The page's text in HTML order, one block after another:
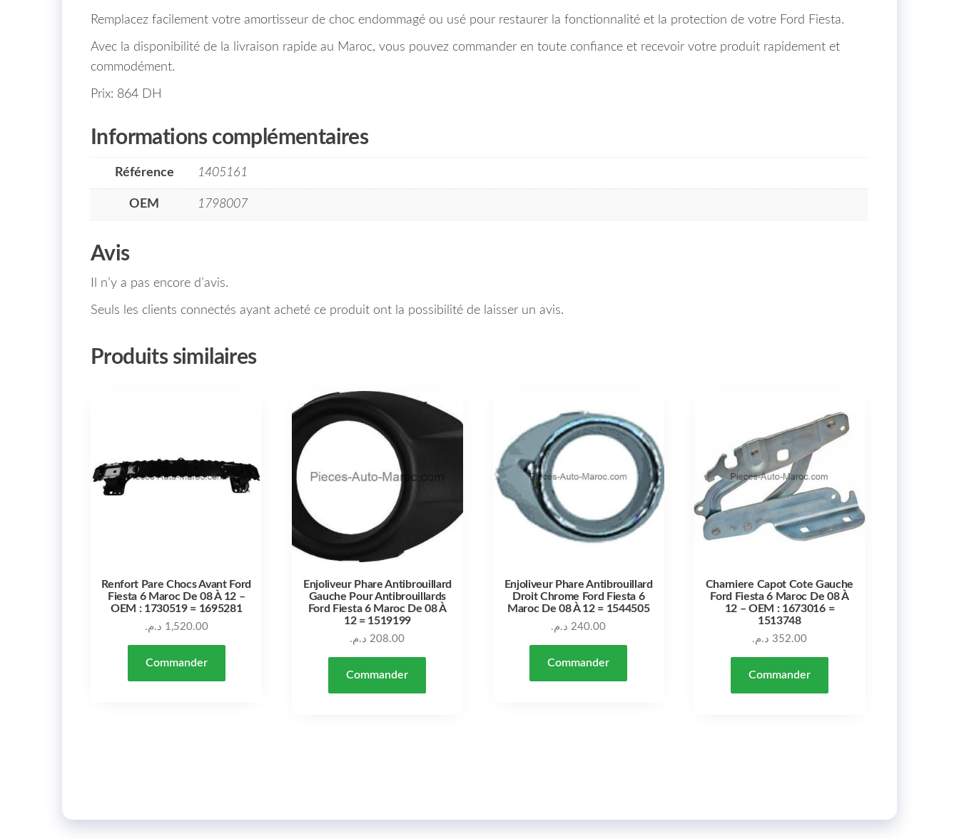
Remplacez facilement votre amortisseur de choc endommagé ou usé pour restaurer la fonctionnalité et la protection de votre Ford Fiesta.
Avec la disponibilité de la livraison rapide au Maroc, vous pouvez commander en toute confiance et recevoir votre produit rapidement et
commodément.
Prix: 864 DH
Informations complémentaires
Référence 1405161
OEM 1798007
Avis
Il n’y a pas encore d’avis.
Seuls les clients connectés ayant acheté ce produit ont la possibilité de laisser un avis.
Produits similaires
Renfort Pare Chocs Avant Ford
Fiesta 6 Maroc De 08 À 12 –
OEM : 1730519 = 1695281
1,520.00 د.م.
Commander
Enjoliveur Phare Antibrouillard
Gauche Pour Antibrouillards
Ford Fiesta 6 Maroc De 08 À
12 = 1519199
208.00 د.م.
Commander
Enjoliveur Phare Antibrouillard
Droit Chrome Ford Fiesta 6
Maroc De 08 À 12 = 1544505
240.00 د.م.
Commander
Charniere Capot Cote Gauche
Ford Fiesta 6 Maroc De 08 À
12 – OEM : 1673016 =
1513748
352.00 د.م.
Commander